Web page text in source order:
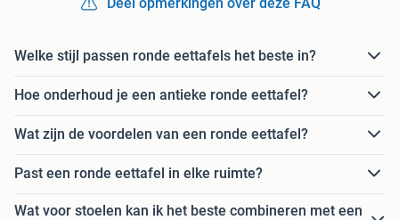
Welke stijl passen ronde eettafels het beste in?
Hoe onderhoud je een antieke ronde eettafel?
Wat zijn de voordelen van een ronde eettafel?
Past een ronde eettafel in elke ruimte?
Wat voor stoelen kan ik het beste combineren met een